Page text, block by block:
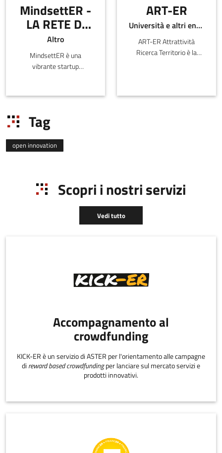
MindsettER -
LA RETE DI
STARTUP
DELL'EMILIA-
ROMAGNA
Altro
MindsettER è una
vibrante startup
oggi conta un NETWORK
innovative e si
ART-ER
Università e altri enti pubblici
ART-ER Attrattività
Ricerca Territorio è la
favorire la crescita
Tag
open innovation
Scopri i nostri servizi
Vedi tutto
Accompagnamento al
crowdfunding
KICK-ER è un servizio di ASTER per l'orientamento alle campagne
di reward based crowdfundingper lanciare sul mercato servizi e
prodotti innovativi.